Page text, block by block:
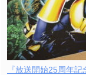
『放送開始25周年